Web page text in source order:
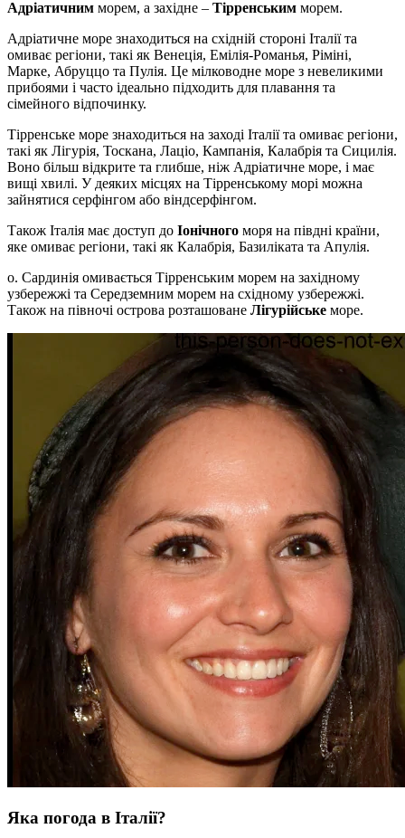
Адріатичним морем, а західне – Тірренським морем.
Адріатичне море знаходиться на східній стороні Італії та
омиває регіони, такі як Венеція, Емілія-Романья, Ріміні,
Марке, Абруццо та Пулія. Це мілководне море з невеликими
прибоями і часто ідеально підходить для плавання та
сімейного відпочинку.
Тірренське море знаходиться на заході Італії та омиває регіони,
такі як Лігурія, Тоскана, Лаціо, Кампанія, Калабрія та Сицилія.
Воно більш відкрите та глибше, ніж Адріатичне море, і має
вищі хвилі. У деяких місцях на Тірренському морі можна
зайнятися серфінгом або віндсерфінгом.
Також Італія має доступ до Іонічного моря на півдні країни,
яке омиває регіони, такі як Калабрія, Базиліката та Апулія.
о. Сардинія омивається Тірренським морем на західному
узбережжі та Середземним морем на східному узбережжі.
Також на півночі острова розташоване Лігурійське море.
Яка погода в Італії?